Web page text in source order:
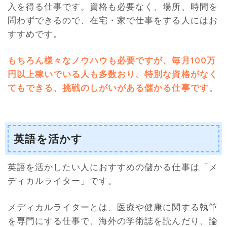
入を得る仕事です。資格も必要なく、場所、時間を
問わずできるので、在宅・家で仕事をする人にはお
すすめです。
もちろん様々なノウハウも必要ですが、毎月100万
円以上稼いでいる人も多数おり、特別な資格がなく
てもできる、挑戦のしがいがある儲かる仕事です。
英語を活かす
英語を活かしたい人におすすめの儲かる仕事は「メ
ディカルライター」です。
メディカルライターとは、医療や健康に関する執筆
を専門にする仕事で、海外の学術誌を読んだり、論